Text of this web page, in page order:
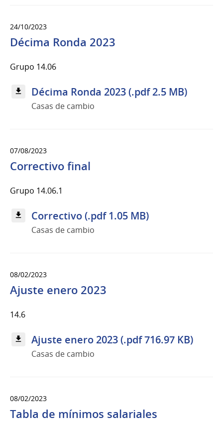
24/10/2023
Décima Ronda 2023
Grupo 14.06
Décima Ronda 2023 (.pdf 2.5 MB)
Casas de cambio
07/08/2023
Correctivo final
Grupo 14.06.1
Correctivo (.pdf 1.05 MB)
Casas de cambio
08/02/2023
Ajuste enero 2023
14.6
Ajuste enero 2023 (.pdf 716.97 KB)
Casas de cambio
08/02/2023
Tabla de mínimos salariales